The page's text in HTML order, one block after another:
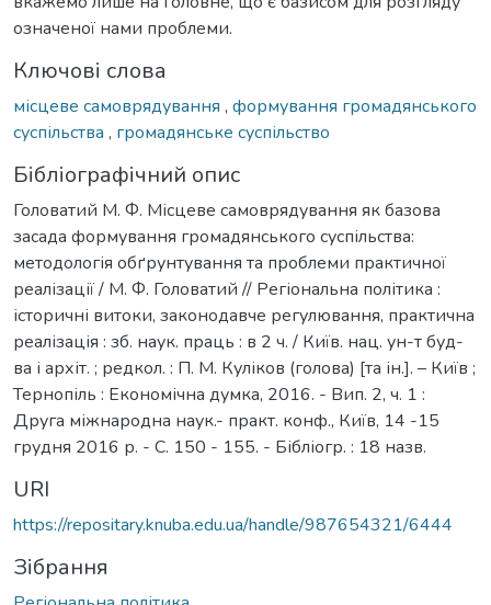
означеної нами проблеми.
Ключові слова
місцеве самоврядування , формування громадянського
суспільства , громадянське суспільство
Бібліографічний опис
Головатий М. Ф. Місцеве самоврядування як базова
засада формування громадянського суспільства:
методологія обґрунтування та проблеми практичної
реалізації / М. Ф. Головатий // Регіональна політика :
історичні витоки, законодавче регулювання, практична
реалізація : зб. наук. праць : в 2 ч. / Київ. нац. ун-т буд-
ва і архіт. ; редкол. : П. М. Куліков (голова) [та ін.]. – Київ ;
Тернопіль : Економічна думка, 2016. - Вип. 2, ч. 1 :
Друга міжнародна наук.- практ. конф., Київ, 14 -15
грудня 2016 р. - С. 150 - 155. - Бібліогр. : 18 назв.
URI
https://repositary.knuba.edu.ua/handle/987654321/6444
Зібрання